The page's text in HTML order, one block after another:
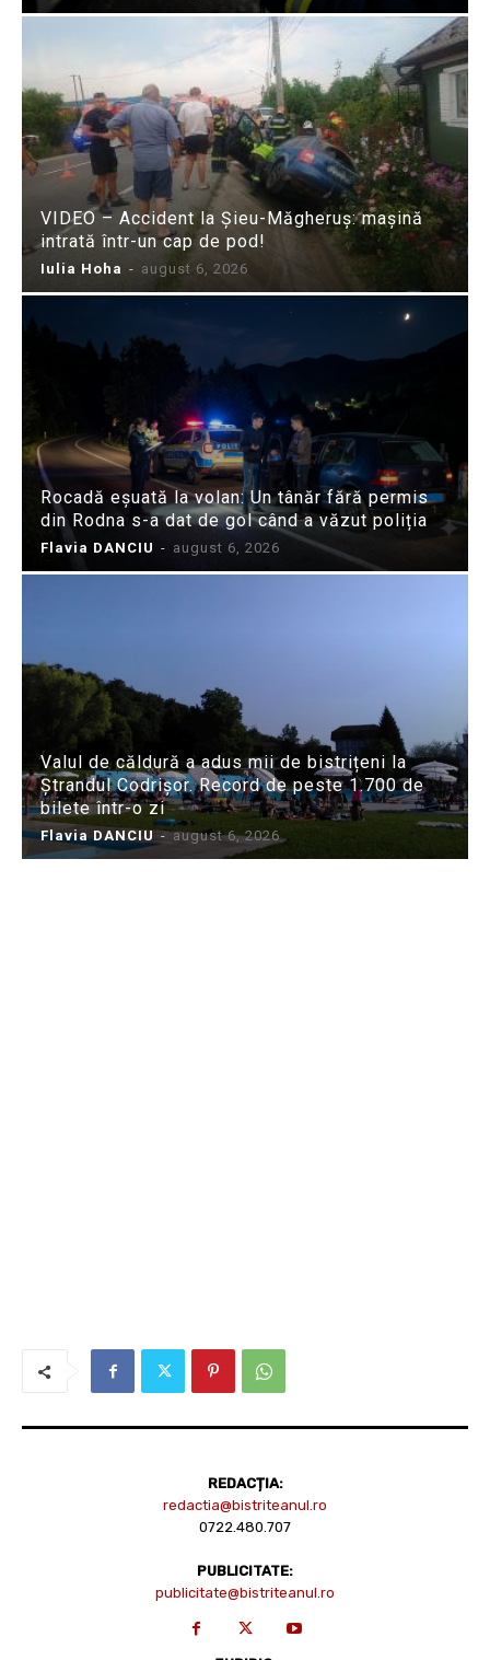
VIDEO – Accident la Șieu-Măgheruș: mașină
intrată într-un cap de pod!
Iulia Hoha - august 6, 2026
Rocadă eșuată la volan: Un tânăr fără permis
din Rodna s-a dat de gol când a văzut poliția
Flavia DANCIU - august 6, 2026
Valul de căldură a adus mii de bistrițeni la
Ștrandul Codrișor. Record de peste 1.700 de
bilete într-o zi
Flavia DANCIU - august 6, 2026
REDACȚIA:
redactia@bistriteanul.ro
0722.480.707
PUBLICITATE:
publicitate@bistriteanul.ro